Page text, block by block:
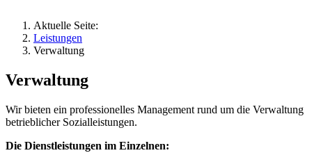
Aktuelle Seite:
Leistungen
Verwaltung
Verwaltung
Wir bieten ein professionelles Management rund um die Verwaltung
betrieblicher Sozialleistungen.
Die Dienstleistungen im Einzelnen: